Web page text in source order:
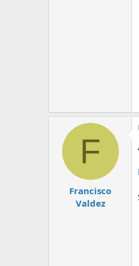
F
Francisco
Valdez